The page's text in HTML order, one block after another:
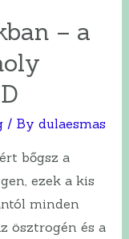
– a
/ By dulaesmas
bőgsz a
ezek a kis
minden
ösztrogén és a